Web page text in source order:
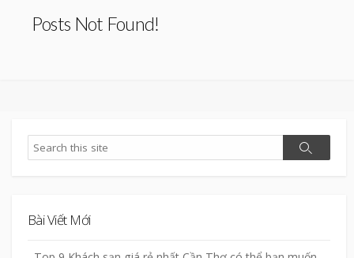
Posts Not Found!
Search
Search
Bài Viết Mới